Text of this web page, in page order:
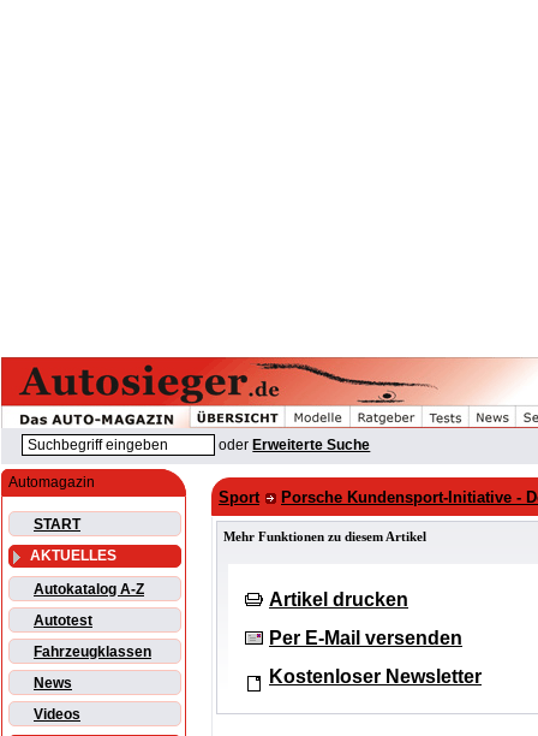
oder Erweiterte Suche
Automagazin
START
AKTUELLES
Autokatalog A-Z
Autotest
Fahrzeugklassen
News
Videos
Sport Porsche Kundensport-Initiative -
Mehr Funktionen zu diesem Artikel
Artikel drucken
Per E-Mail versenden
Kostenloser Newsletter